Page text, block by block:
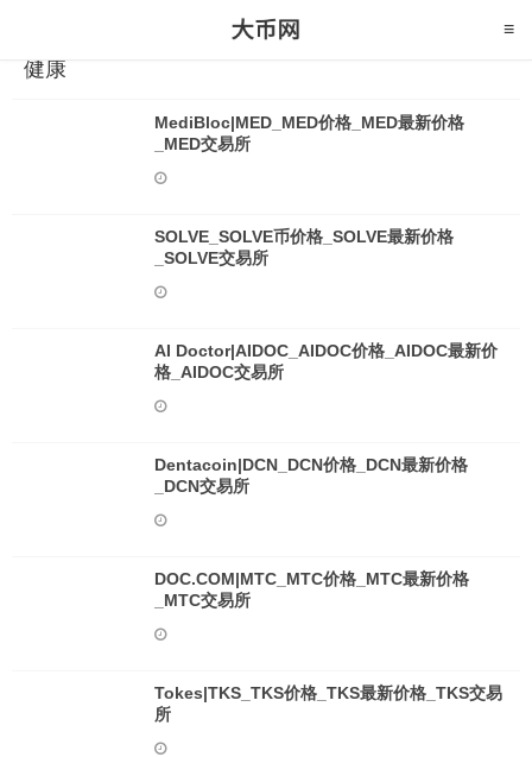
健康
MediBloc|MED_MED价格_MED最新价格
_MED交易所
SOLVE_SOLVE币价格_SOLVE最新价格
_SOLVE交易所
AI Doctor|AIDOC_AIDOC价格_AIDOC最新价
格_AIDOC交易所
Dentacoin|DCN_DCN价格_DCN最新价格
_DCN交易所
DOC.COM|MTC_MTC价格_MTC最新价格
_MTC交易所
Tokes|TKS_TKS价格_TKS最新价格_TKS交易
所